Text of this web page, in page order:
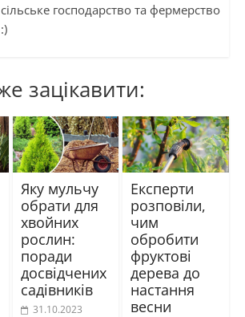
сільське господарство та фермерство
:)
зацікавити:
Яку мульчу
обрати для
хвойних
рослин:
поради
досвідчених
садівників
31.10.2023
Експерти
розповіли,
чим
обробити
фруктові
дерева до
настання
весни